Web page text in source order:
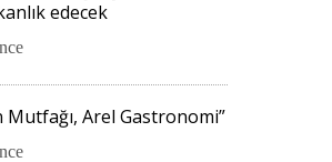
edecek
Mutfağı, Arel Gastronomi”